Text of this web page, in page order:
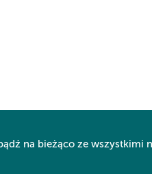
na bieżąco ze wszystkimi